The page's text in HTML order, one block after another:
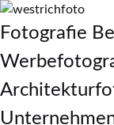
Fotografie